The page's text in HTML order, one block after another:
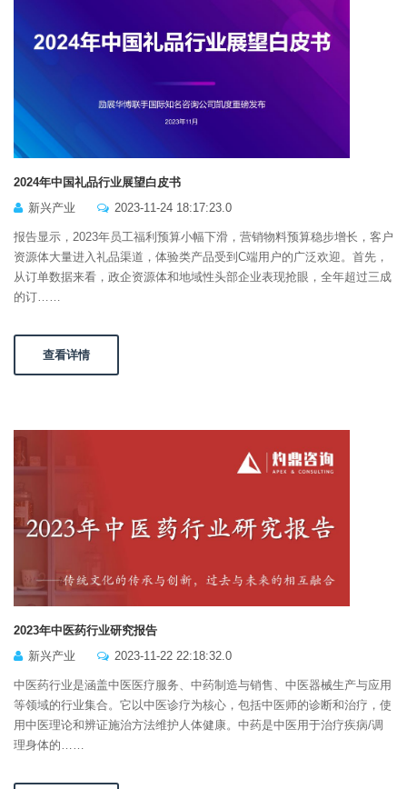
2024年中国礼品行业展望白皮书
新兴产业
2023-11-24 18:17:23.0
报告显示，2023年员工福利预算小幅下滑，营销物料预算稳步增长，客户
资源体大量进入礼品渠道，体验类产品受到C端用户的广泛欢迎。首先，
从订单数据来看，政企资源体和地域性头部企业表现抢眼，全年超过三成
的订……
查看详情
2023年中医药行业研究报告
新兴产业
2023-11-22 22:18:32.0
中医药行业是涵盖中医医疗服务、中药制造与销售、中医器械生产与应用
等领域的行业集合。它以中医诊疗为核心，包括中医师的诊断和治疗，使
用中医理论和辨证施治方法维护人体健康。中药是中医用于治疗疾病/调
理身体的……